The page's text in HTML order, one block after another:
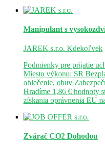
Manipulant s
JAREK s.r.o. Kdekoľvek
Podmienky pre prijatie
Miesto výkonu: SR
oblečenie, obuv
Hradíme 1,86 € hodnoty
získania oprávnenia EU
Zvárač CO2 Dohodou